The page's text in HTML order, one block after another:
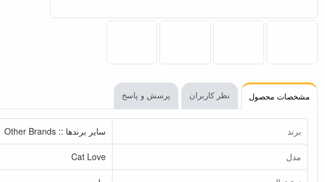
مشخصات محصول نظر کاربران پرسش و پاسخ
برند سایر برندها :: Other Brands
مدل Cat Love